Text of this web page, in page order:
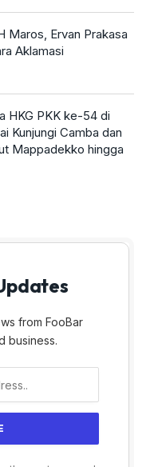
Maros, Ervan Prakasa
Aklamasi
HKG PKK ke-54 di
Kunjungi Camba dan
Mappadekko hingga
from FooBar
business.